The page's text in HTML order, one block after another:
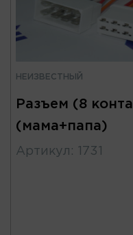
НЕИЗВЕСТНЫЙ
Разъем (8
(мама+папа)
Артикул : 1731